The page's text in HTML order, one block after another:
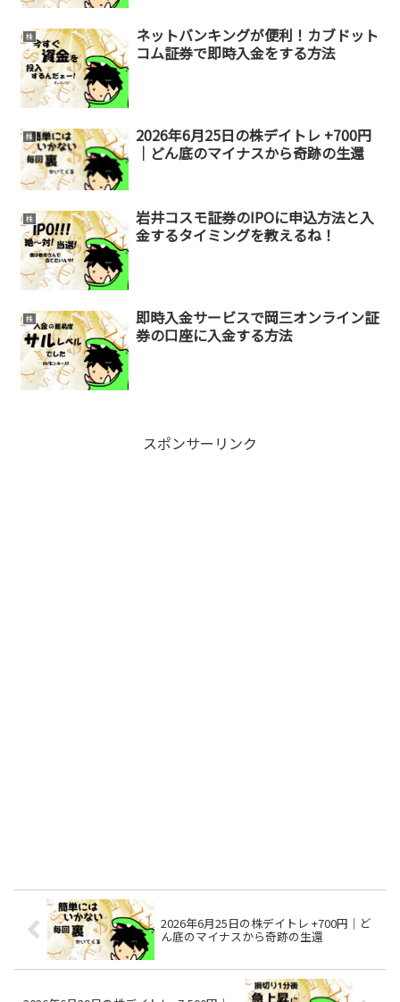
株
ネットバンキングが便利！カブドット
コム証券で即時入金をする方法
株
2026年6月25日の株デイトレ +700円
｜どん底のマイナスから奇跡の生還
株
岩井コスモ証券のIPOに申込方法と入
金するタイミングを教えるね！
株
即時入金サービスで岡三オンライン証
券の口座に入金する方法
スポンサーリンク
2026年6月25日の株デイトレ +700円｜ど
ん底のマイナスから奇跡の生還